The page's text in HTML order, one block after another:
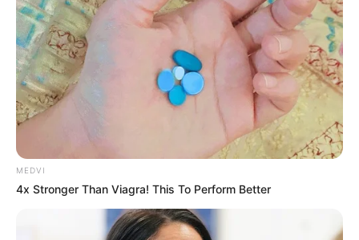
MEDVI
4x Stronger Than Viagra! This To Perform Better